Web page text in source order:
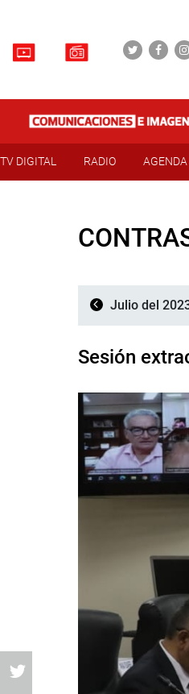
TV DIGITAL RADIO AGENDA
Julio del
Sesión